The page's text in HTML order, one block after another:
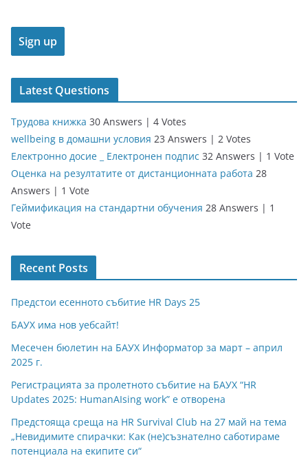
Latest Questions
Трудова книжка 30 Answers | 4 Votes
wellbeing в домашни условия 23 Answers | 2 Votes
Електронно досие _ Електронен подпис 32 Answers | 1 Vote
Оценка на резултатите от дистанционната работа 28
Answers | 1 Vote
Геймификация на стандартни обучения 28 Answers | 1
Vote
Recent Posts
Предстои есенното събитие HR Days 25
БАУХ има нов уебсайт!
Месечен бюлетин на БАУХ Информатор за март – април
2025 г.
Регистрацията за пролетното събитие на БАУХ “HR
Updates 2025: HumanAIsing work” е отворена
Предстояща среща на HR Survival Club на 27 май на тема
„Невидимите спирачки: Как (не)съзнателно саботираме
потенциала на екипите си“